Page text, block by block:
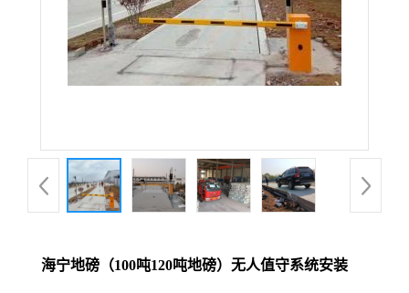
海宁地磅（100吨120吨地磅）无人值守系统安装